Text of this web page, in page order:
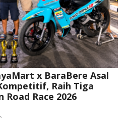
x BaraBere Asal
Raih Tiga
Road Race 2026